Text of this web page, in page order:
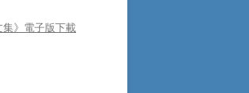
集》電子版下載